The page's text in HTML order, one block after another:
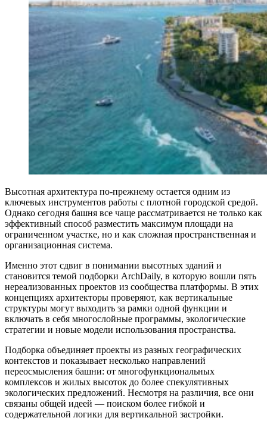
Высотная архитектура по-прежнему остается одним из
ключевых инструментов работы с плотной городской средой.
Однако сегодня башня все чаще рассматривается не только как
эффективный способ разместить максимум площади на
ограниченном участке, но и как сложная пространственная и
организационная система.
Именно этот сдвиг в понимании высотных зданий и
становится темой подборки ArchDaily, в которую вошли пять
нереализованных проектов из сообщества платформы. В этих
концепциях архитекторы проверяют, как вертикальные
структуры могут выходить за рамки одной функции и
включать в себя многослойные программы, экологические
стратегии и новые модели использования пространства.
Подборка объединяет проекты из разных географических
контекстов и показывает несколько направлений
переосмысления башни: от многофункциональных
комплексов и жилых высоток до более спекулятивных
экологических предложений. Несмотря на различия, все они
связаны общей идеей — поиском более гибкой и
содержательной логики для вертикальной застройки.